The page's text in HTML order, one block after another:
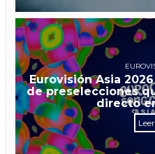
Eurovisión Asia
de preselecciones
directo